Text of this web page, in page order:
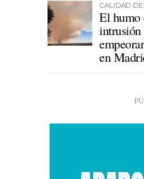
CALIDAD
El humo
en